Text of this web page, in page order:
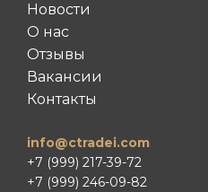
Новости
О нас
Отзывы
Вакансии
Контакты
info@ctradei.com
+7 (999) 217-39-72
+7 (999) 246-09-82